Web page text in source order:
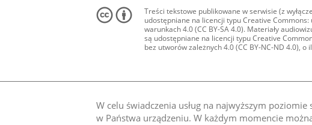
W celu świadczenia usług na najwyższym
w Państwa urządzeniu. W każdym momencie
Treści tekstowe publikowane w serwisie (z
udostępniane na licencji typu Creative
warunkach 4.0 (CC BY-SA 4.0). Materiały
są udostępniane na licencji typu Creative
bez utworów zależnych 4.0 (CC BY-NC-ND 4.0),